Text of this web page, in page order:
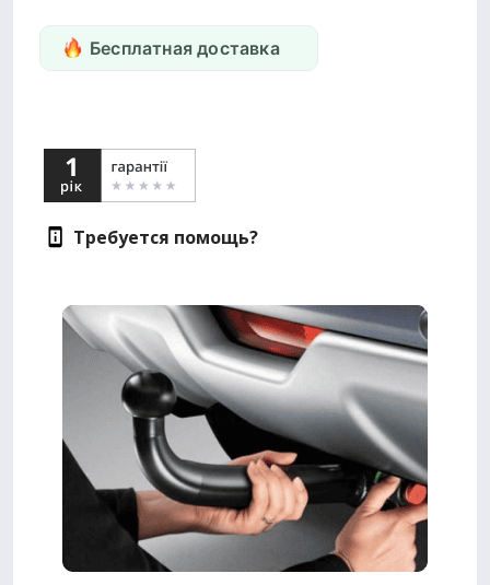
Бесплатная доставка
Требуется помощь?